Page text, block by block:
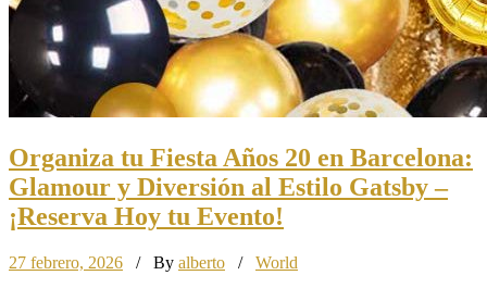
Organiza tu Fiesta Años 20 en Barcelona:
Glamour y Diversión al Estilo Gatsby –
¡Reserva Hoy tu Evento!
27 febrero, 2026 / By alberto / World